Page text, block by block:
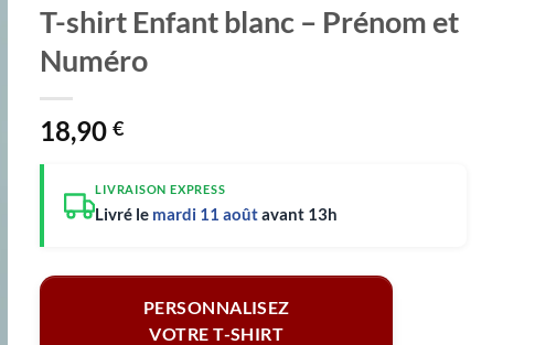
T-shirt Enfant blanc – Prénom et
Numéro
18,90€
LIVRAISON EXPRESS
Livré le mardi 11 aoûtavant 13h
PERSONNALISEZ
VOTRE T-SHIRT